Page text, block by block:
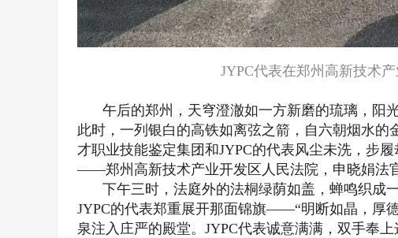
JYPC代表在郑州高新技术
午后的郑州，天穹澄澈如一方新磨的琉璃，阳
此时，一列银白的高铁如离弦之箭，自六朝烟水
才职业技能鉴定集团和JYPC的代表风尘未洗，步
——郑州高新技术产业开发区人民法院，申晓娟法
下午三时，法庭外的法桐绿荫如盖，蝉鸣织成
JYPC的代表郑重展开那面锦旗——“明断如晶，厚
泉注入庄严的殿堂。JYPC代表诚意满满，双手奉